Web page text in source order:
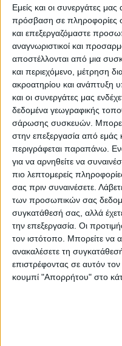
Εμείς και οι συνεργάτες
πρόσβαση σε πληροφορίες
και επεξεργαζόμαστε
αναγνωριστικοί και
αποστέλλονται από μια
και περιεχόμενο, μέτρηση
ακροατηρίου και ανάπτυξη
και οι συνεργάτες μας
δεδομένα γεωγραφικής
σάρωσης συσκευών.
στην επεξεργασία από
περιγράφεται παραπάνω.
για να αρνηθείτε να
πιο λεπτομερείς
σας πριν συναινέσετε.
των προσωπικών σας
συγκατάθεσή σας, αλλά
την επεξεργασία. Οι
τον ιστότοπο. Μπορείτε να
ανακαλέσετε τη
επιστρέφοντας σε αυτόν
κουμπί "Απορρήτου" στο
5
Justin
Cooper
6
Joey
Savatgy
7
Chase
Sexton
8
Aaron
Plessinger
9
Malcolm
Stewart
10
Jorge
Prado
KTM